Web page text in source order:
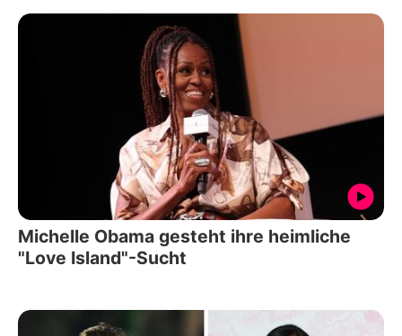
Michelle Obama gesteht ihre heimliche
"Love Island"-Sucht